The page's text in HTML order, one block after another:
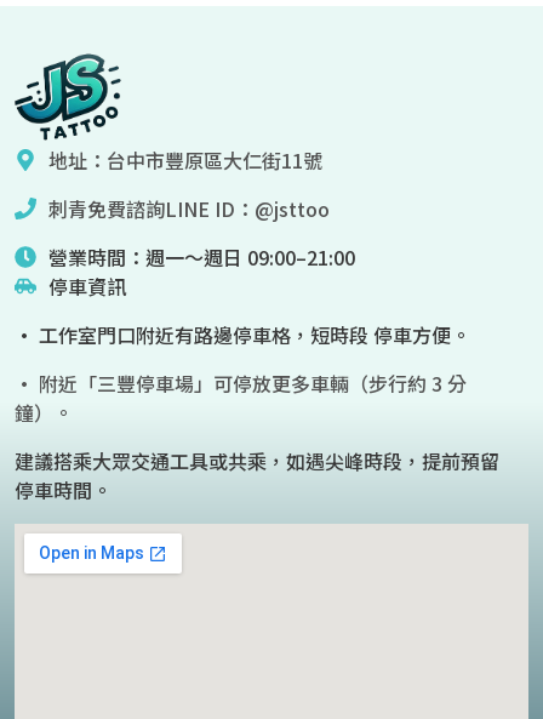
地址：台中市豐原區大仁街11號
刺青免費諮詢LINE ID：@jsttoo
營業時間：週一～週日 09:00–21:00
停車資訊
• 工作室門口附近有路邊停車格，短時段 停車方便。
• 附近「三豐停車場」可停放更多車輛（步行約 3 分
鐘）。
建議搭乘大眾交通工具或共乘，如遇尖峰時段，提前預留
停車時間。